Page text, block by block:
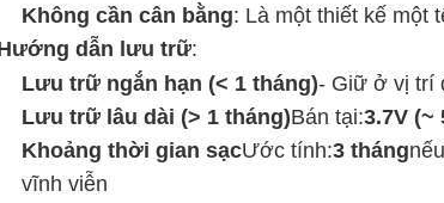
Không cần cân bằng: Là một thiết kế một
dẫn lưu trữ:
Lưu trữ ngắn hạn (< 1 tháng)- Giữ ở vị trí
Lưu trữ lâu dài (> 1 tháng)Bán tại:3.7V (~
Khoảng thời gian sạcƯớc tính:3 tháng
vĩnh viễn